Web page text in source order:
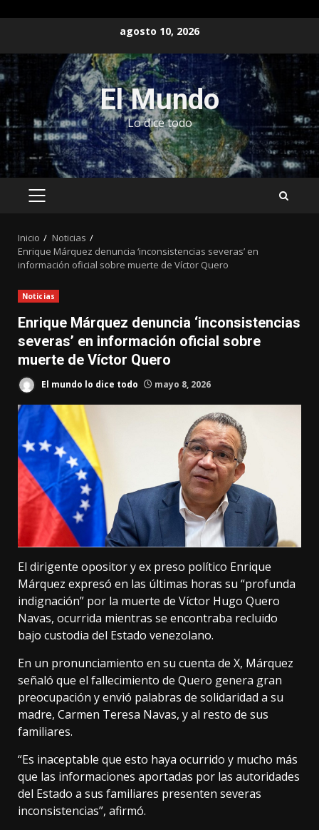
contenido
agosto 10, 2026
El Mundo
Lo dice todo
MENÚ
Inicio
Noticias
Enrique Márquez denuncia ‘inconsistencias severas’ en
información oficial sobre muerte de Víctor Quero
Noticias
Enrique Márquez denuncia ‘inconsistencias
severas’ en información oficial sobre
muerte de Víctor Quero
El mundo lo dice todo mayo 8, 2026
El dirigente opositor y ex preso político Enrique
Márquez expresó en las últimas horas su “profunda
indignación” por la muerte de Víctor Hugo Quero
Navas, ocurrida mientras se encontraba recluido
bajo custodia del Estado venezolano.
En un pronunciamiento en su cuenta de X, Márquez
señaló que el fallecimiento de Quero genera gran
preocupación y envió palabras de solidaridad a su
madre, Carmen Teresa Navas, y al resto de sus
familiares.
“Es inaceptable que esto haya ocurrido y mucho más
que las informaciones aportadas por las autoridades
del Estado a sus familiares presenten severas
inconsistencias”, afirmó.